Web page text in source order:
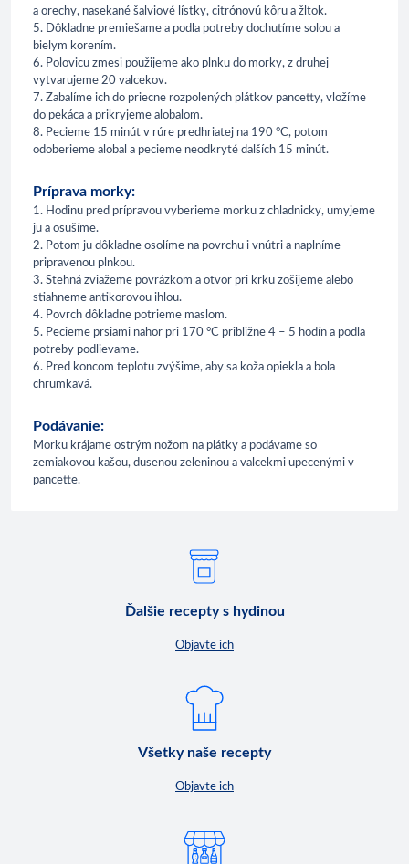
a orechy, nasekané šalviové lístky, citrónovú kôru a žltok.
5. Dôkladne premiešame a podla potreby dochutíme solou a
bielym korením.
6. Polovicu zmesi použijeme ako plnku do morky, z druhej
vytvarujeme 20 valcekov.
7. Zabalíme ich do priecne rozpolených plátkov pancetty, vložíme
do pekáca a prikryjeme alobalom.
8. Pecieme 15 minút v rúre predhriatej na 190 °C, potom
odoberieme alobal a pecieme neodkryté dalších 15 minút.
Príprava morky:
1. Hodinu pred prípravou vyberieme morku z chladnicky, umyjeme
ju a osušíme.
2. Potom ju dôkladne osolíme na povrchu i vnútri a naplníme
pripravenou plnkou.
3. Stehná zviažeme povrázkom a otvor pri krku zošijeme alebo
stiahneme antikorovou ihlou.
4. Povrch dôkladne potrieme maslom.
5. Pecieme prsiami nahor pri 170 °C približne 4 – 5 hodín a podla
potreby podlievame.
6. Pred koncom teplotu zvýšime, aby sa koža opiekla a bola
chrumkavá.
Podávanie:
Morku krájame ostrým nožom na plátky a podávame so
zemiakovou kašou, dusenou zeleninou a valcekmi upecenými v
pancette.
Ďalšie recepty s hydinou
Objavte ich
Všetky naše recepty
Objavte ich